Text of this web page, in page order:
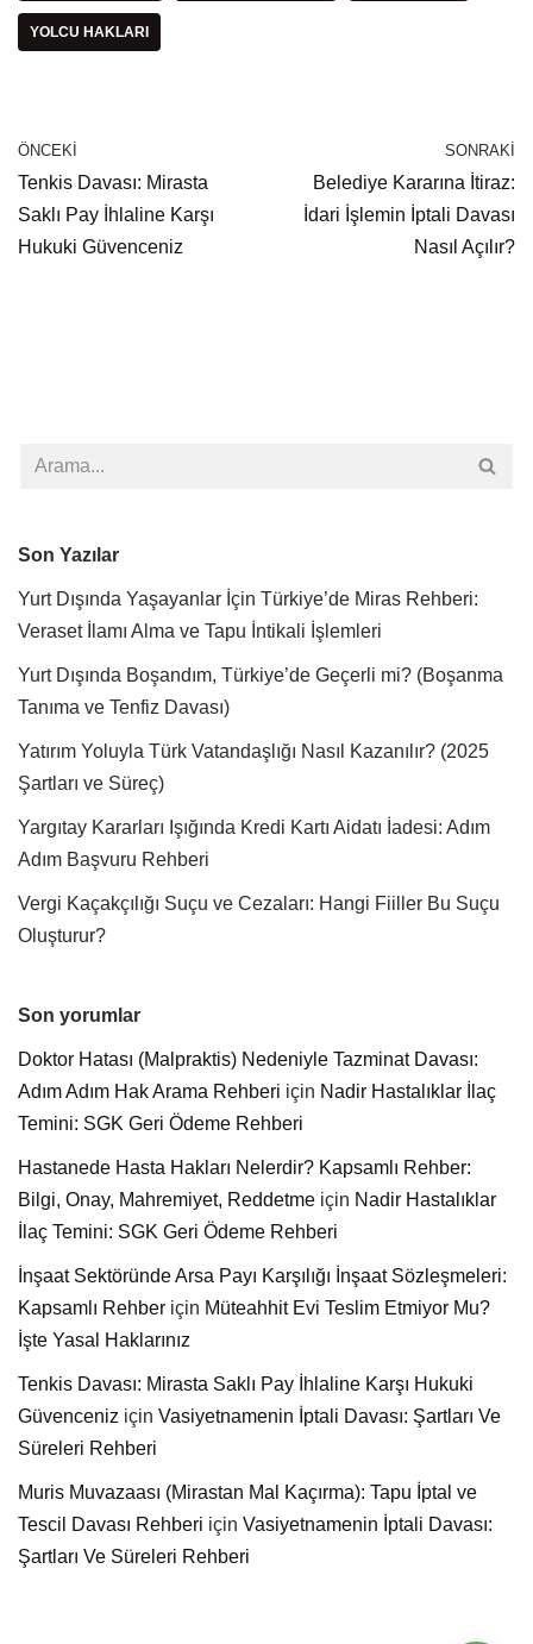
YOLCU HAKLARI
ÖNCEKI
Tenkis Davası: Mirasta
Saklı Pay İhlaline Karşı
Hukuki Güvenceniz
SONRAKI
Belediye Kararına İtiraz:
İdari İşlemin İptali Davası
Nasıl Açılır?
Son Yazılar
Yurt Dışında Yaşayanlar İçin Türkiye’de Miras Rehberi:
Veraset İlamı Alma ve Tapu İntikali İşlemleri
Yurt Dışında Boşandım, Türkiye’de Geçerli mi? (Boşanma
Tanıma ve Tenfiz Davası)
Yatırım Yoluyla Türk Vatandaşlığı Nasıl Kazanılır? (2025
Şartları ve Süreç)
Yargıtay Kararları Işığında Kredi Kartı Aidatı İadesi: Adım
Adım Başvuru Rehberi
Vergi Kaçakçılığı Suçu ve Cezaları: Hangi Fiiller Bu Suçu
Oluşturur?
Son yorumlar
Doktor Hatası (Malpraktis) Nedeniyle Tazminat Davası:
Adım Adım Hak Arama Rehberi için Nadir Hastalıklar İlaç
Temini: SGK Geri Ödeme Rehberi
Hastanede Hasta Hakları Nelerdir? Kapsamlı Rehber:
Bilgi, Onay, Mahremiyet, Reddetme için Nadir Hastalıklar
İlaç Temini: SGK Geri Ödeme Rehberi
İnşaat Sektöründe Arsa Payı Karşılığı İnşaat Sözleşmeleri:
Kapsamlı Rehber için Müteahhit Evi Teslim Etmiyor Mu?
İşte Yasal Haklarınız
Tenkis Davası: Mirasta Saklı Pay İhlaline Karşı Hukuki
Güvenceniz için Vasiyetnamenin İptali Davası: Şartları Ve
Süreleri Rehberi
Muris Muvazaası (Mirastan Mal Kaçırma): Tapu İptal ve
Tescil Davası Rehberi için Vasiyetnamenin İptali Davası:
Şartları Ve Süreleri Rehberi